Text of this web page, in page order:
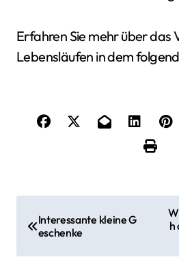
Erfahren Sie mehr über das
Lebensläufen in dem
Interessante kleine G
eschenke
h